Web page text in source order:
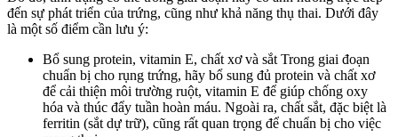
đến sự phát triển của trứng, cũng như khả năng thụ thai. Dưới đây
là một số điểm cần lưu ý:
Bổ sung protein, vitamin E, chất xơ và sắt Trong giai đoạn
chuẩn bị cho rụng trứng, hãy bổ sung đủ protein và chất xơ
để cải thiện môi trường ruột, vitamin E để giúp chống oxy
hóa và thúc đẩy tuần hoàn máu. Ngoài ra, chất sắt, đặc biệt là
ferritin (sắt dự trữ), cũng rất quan trọng để chuẩn bị cho việc